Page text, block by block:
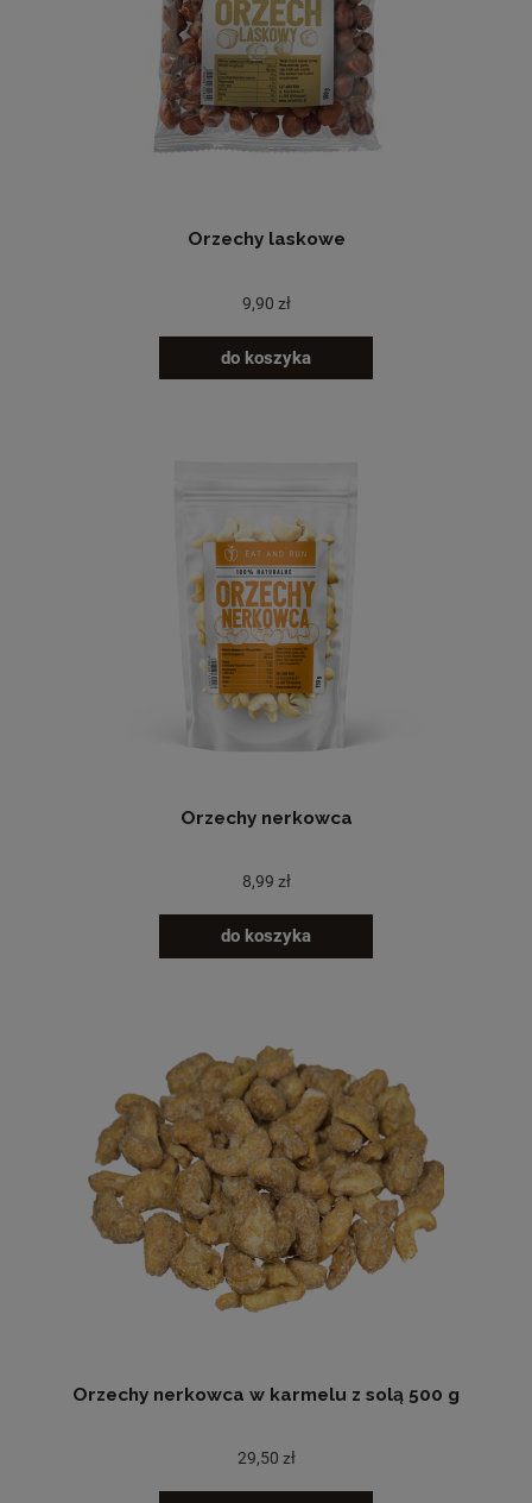
Orzechy laskowe
9,90 zł
do koszyka
Orzechy nerkowca
8,99 zł
do koszyka
Orzechy nerkowca w karmelu z solą 500 g
29,50 zł